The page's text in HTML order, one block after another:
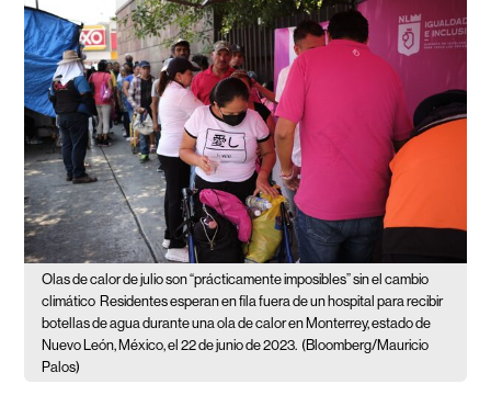
Olas de calor de julio son “prácticamente imposibles” sin el cambio
climático Residentes esperan en fila fuera de un hospital para recibir
botellas de agua durante una ola de calor en Monterrey, estado de
Nuevo León, México, el 22 de junio de 2023. (Bloomberg/Mauricio
Palos)